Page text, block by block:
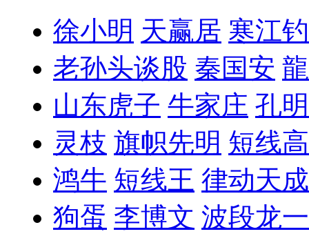
徐小明 天赢居 寒江
老孙头谈股 秦国安
山东虎子 牛家庄 孔
灵枝 旗帜先明 短线
鸿牛 短线王 律动天成
狗蛋 李博文 波段龙一